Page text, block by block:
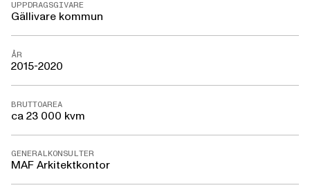
UPPDRAGSGIVARE
Gällivare kommun
ÅR
2015-2020
BRUTTOAREA
ca 23 000 kvm
GENERALKONSULTER
MAF Arkitektkontor